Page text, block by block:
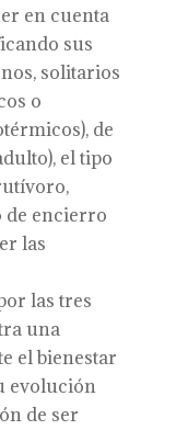
en cuenta
sus
solitarios
o
de
el tipo
de encierro
las
las tres
una
el bienestar
evolución
de ser